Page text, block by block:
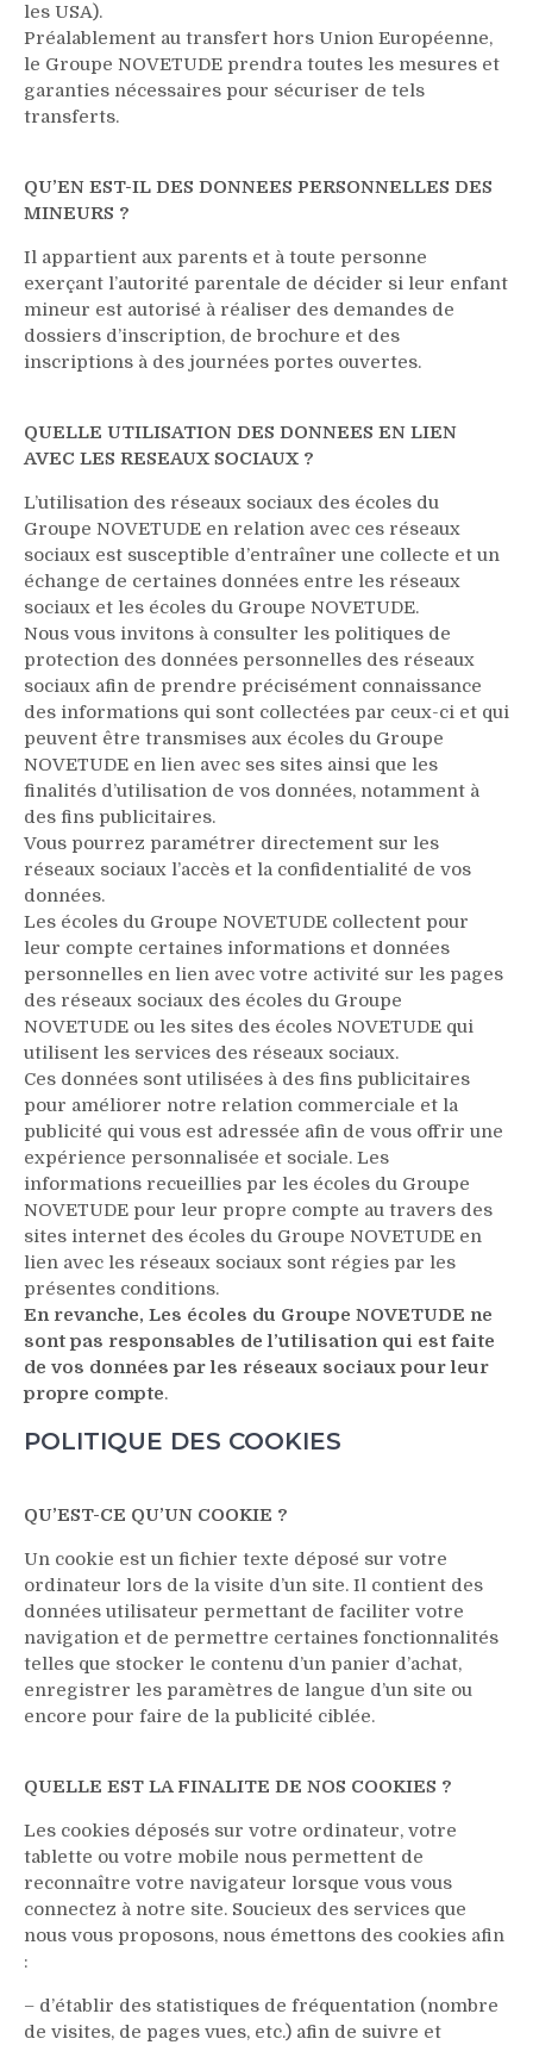
les USA).
Préalablement au transfert hors Union Européenne,
le Groupe NOVETUDE prendra toutes les mesures et
garanties nécessaires pour sécuriser de tels
transferts.
QU’EN EST-IL DES DONNEES PERSONNELLES DES
MINEURS ?
Il appartient aux parents et à toute personne
exerçant l’autorité parentale de décider si leur enfant
mineur est autorisé à réaliser des demandes de
dossiers d’inscription, de brochure et des
inscriptions à des journées portes ouvertes.
QUELLE UTILISATION DES DONNEES EN LIEN
AVEC LES RESEAUX SOCIAUX ?
L’utilisation des réseaux sociaux des écoles du
Groupe NOVETUDE en relation avec ces réseaux
sociaux est susceptible d’entraîner une collecte et un
échange de certaines données entre les réseaux
sociaux et les écoles du Groupe NOVETUDE.
Nous vous invitons à consulter les politiques de
protection des données personnelles des réseaux
sociaux afin de prendre précisément connaissance
des informations qui sont collectées par ceux-ci et qui
peuvent être transmises aux écoles du Groupe
NOVETUDE en lien avec ses sites ainsi que les
finalités d’utilisation de vos données, notamment à
des fins publicitaires.
Vous pourrez paramétrer directement sur les
réseaux sociaux l’accès et la confidentialité de vos
données.
Les écoles du Groupe NOVETUDE collectent pour
leur compte certaines informations et données
personnelles en lien avec votre activité sur les pages
des réseaux sociaux des écoles du Groupe
NOVETUDE ou les sites des écoles NOVETUDE qui
utilisent les services des réseaux sociaux.
Ces données sont utilisées à des fins publicitaires
pour améliorer notre relation commerciale et la
publicité qui vous est adressée afin de vous offrir une
expérience personnalisée et sociale. Les
informations recueillies par les écoles du Groupe
NOVETUDE pour leur propre compte au travers des
sites internet des écoles du Groupe NOVETUDE en
lien avec les réseaux sociaux sont régies par les
présentes conditions.
En revanche, Les écoles du Groupe NOVETUDE ne
sont pas responsables de l’utilisation qui est faite
de vos données par les réseaux sociaux pour leur
propre compte.
POLITIQUE DES COOKIES
QU’EST-CE QU’UN COOKIE ?
Un cookie est un fichier texte déposé sur votre
ordinateur lors de la visite d’un site. Il contient des
données utilisateur permettant de faciliter votre
navigation et de permettre certaines fonctionnalités
telles que stocker le contenu d’un panier d’achat,
enregistrer les paramètres de langue d’un site ou
encore pour faire de la publicité ciblée.
QUELLE EST LA FINALITE DE NOS COOKIES ?
Les cookies déposés sur votre ordinateur, votre
tablette ou votre mobile nous permettent de
reconnaître votre navigateur lorsque vous vous
connectez à notre site. Soucieux des services que
nous vous proposons, nous émettons des cookies afin
:
– d’établir des statistiques de fréquentation (nombre
de visites, de pages vues, etc.) afin de suivre et